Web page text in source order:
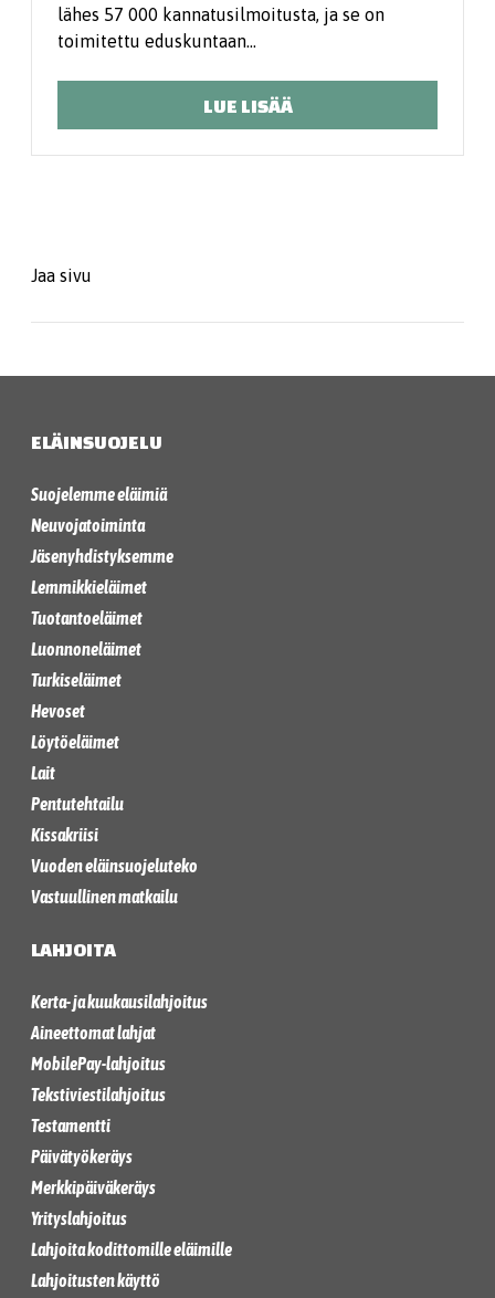
lähes 57 000 kannatusilmoitusta, ja se on
toimitettu eduskuntaan…
LUE LISÄÄ
Jaa sivu
ELÄINSUOJELU
Suojelemme eläimiä
Neuvojatoiminta
Jäsenyhdistyksemme
Lemmikkieläimet
Tuotantoeläimet
Luonnoneläimet
Turkiseläimet
Hevoset
Löytöeläimet
Lait
Pentutehtailu
Kissakriisi
Vuoden eläinsuojeluteko
Vastuullinen matkailu
LAHJOITA
Kerta- ja kuukausilahjoitus
Aineettomat lahjat
MobilePay-lahjoitus
Tekstiviestilahjoitus
Testamentti
Päivätyökeräys
Merkkipäiväkeräys
Yrityslahjoitus
Lahjoita kodittomille eläimille
Lahjoitusten käyttö